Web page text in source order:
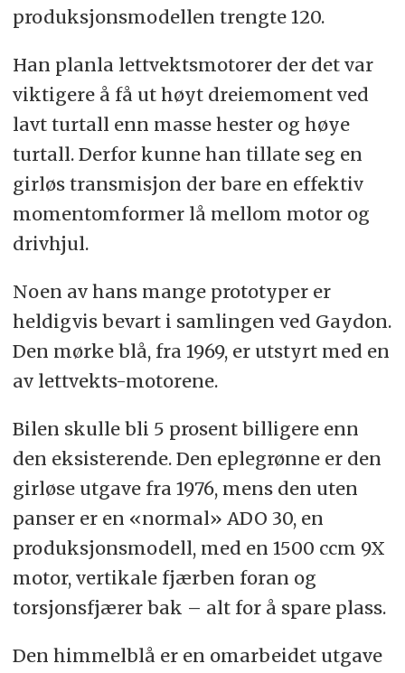
produksjonsmodellen trengte 120.
Han planla lettvektsmotorer der det var
viktigere å få ut høyt dreiemoment ved
lavt turtall enn masse hester og høye
turtall. Derfor kunne han tillate seg en
girløs transmisjon der bare en effektiv
momentomformer lå mellom motor og
drivhjul.
Noen av hans mange prototyper er
heldigvis bevart i samlingen ved Gaydon.
Den mørke blå, fra 1969, er utstyrt med en
av lettvekts-motorene.
Bilen skulle bli 5 prosent billigere enn
den eksisterende. Den eplegrønne er den
girløse utgave fra 1976, mens den uten
panser er en «normal» ADO 30, en
produksjonsmodell, med en 1500 ccm 9X
motor, vertikale fjærben foran og
torsjonsfjærer bak – alt for å spare plass.
Den himmelblå er en omarbeidet utgave